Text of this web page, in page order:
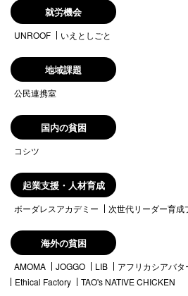
就労機会
UNROOF いえとしごと
地域課題
公民連携室
国内の貧困
コシツ
起業支援・人材育成
ボーダレスアカデミー 次世代リーダー育成
海外の貧困
AMOMA JOGGO LIB アフリカシアバタ
Ethical Factory
TAO's NATIVE CHICKEN